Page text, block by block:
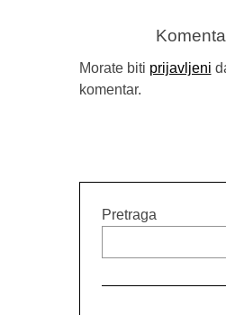
GORAN SARIĆ,
Morate biti prijavljeni
komentar.
Pretraga